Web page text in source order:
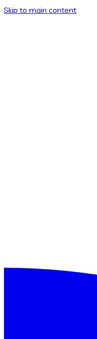
Skip to main content